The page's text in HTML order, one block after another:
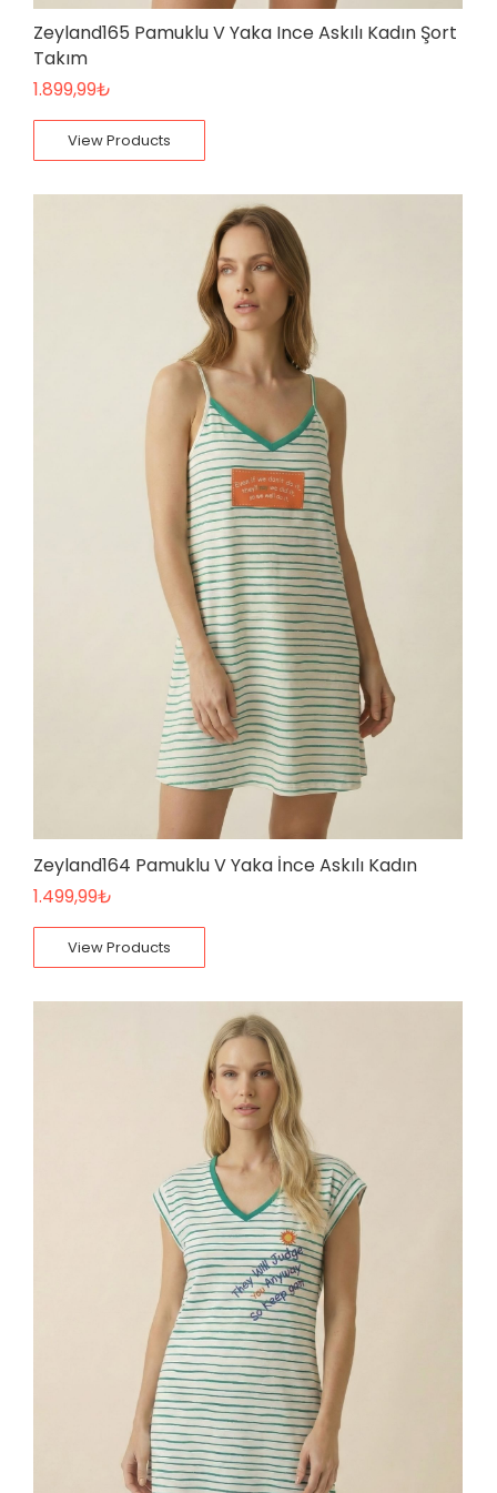
Zeyland165 Pamuklu V Yaka Ince Askılı Kadın Şort
Takım
1.899,99₺
View Products
Zeyland164 Pamuklu V Yaka İnce Askılı Kadın
1.499,99₺
View Products